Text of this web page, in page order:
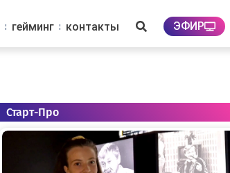
гейминг контакты ЭФИР
Старт-Про